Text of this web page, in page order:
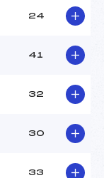
24
41
32
30
33